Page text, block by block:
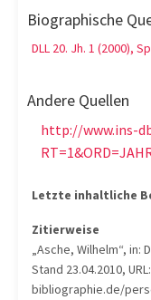
Biographische
DLL 20. Jh. 1 (2000),
Andere Quellen
http://www.ins-
Letzte inhaltliche
Zitierweise
„Asche, Wilhelm“, in:
Stand 23.04.2010,
bibliographie.de/